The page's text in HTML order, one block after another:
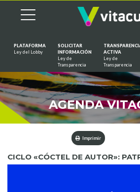
PLATAFORMA
Ley del Lobby
SOLICITAR
INFORMACIÓN
Ley de
Transparencia
ACTIVA
Ley de
Transparencia
AGENDA
Imprimir
CICLO «CÓCTEL DE AUTOR»: